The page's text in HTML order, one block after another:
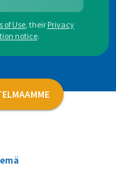
of Use, their Privacy
notice.